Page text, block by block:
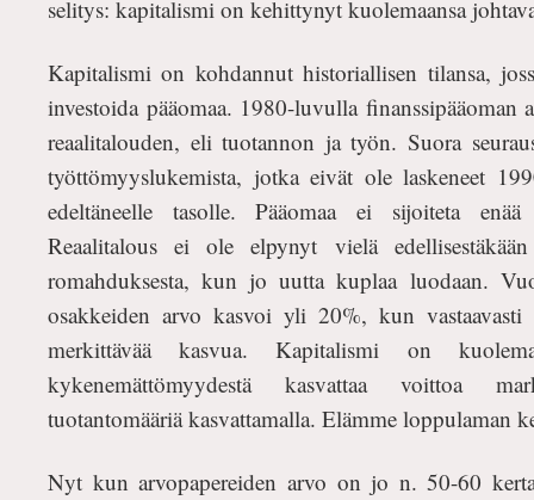
selitys: kapitalismi on kehittynyt kuolemaansa
Kapitalismi on kohdannut historiallisen tilansa,
investoida pääomaa. 1980-luvulla
reaalitalouden, eli tuotannon ja työn. Suora
työttömyyslukemista, jotka eivät ole laskeneet
edeltäneelle tasolle. Pääomaa ei sijoiteta enää
Reaalitalous ei ole elpynyt vielä
romahduksesta, kun jo uutta kuplaa luodaan.
osakkeiden arvo kasvoi yli 20%, kun vastaavasti
merkittävää kasvua.
Kapitalismi on
kykenemättömyydestä kasvattaa voittoa
tuotantomääriä kasvattamalla. Elämme loppulaman
Nyt kun arvopapereiden arvo on jo n. 50-60